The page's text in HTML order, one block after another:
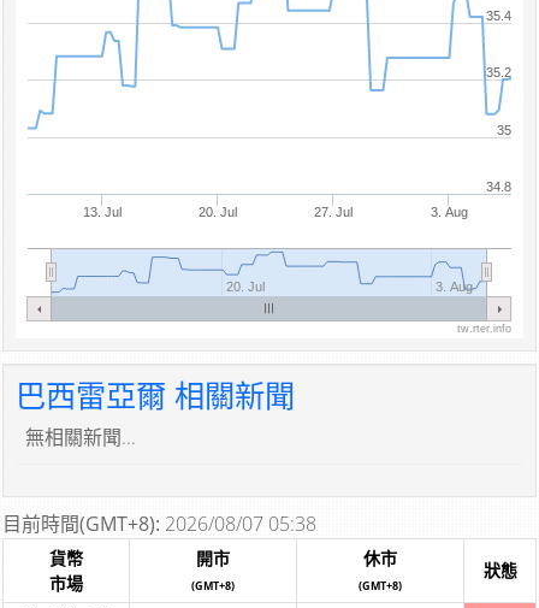
13. Jul 20. Jul 27. Jul 3. Aug
20. Jul 3. Aug
34.8
35
35.2
35.4
tw.rter.info
巴西雷亞爾 相關新聞
無相關新聞...
目前時間(GMT+8): 2026/08/07 05:38
貨幣
市場
開市
(GMT+8)
休市
(GMT+8)
狀態